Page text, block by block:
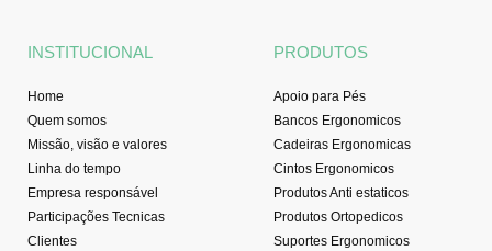
e
i
INSTITUCIONAL
Home
Quem somos
Missão, visão e valores
Linha do tempo
Empresa responsável
Participações Tecnicas
Clientes
PRODUTOS
Apoio para Pés
Bancos Ergonomicos
Cadeiras Ergonomicas
Cintos Ergonomicos
Produtos Anti estaticos
Produtos Ortopedicos
Suportes Ergonomicos